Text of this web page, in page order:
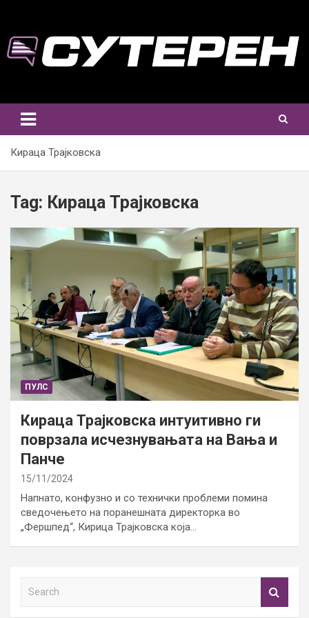
content
Кираца Трајковска
Tag: Кираца Трајковска
ПУЛС
Кираца Трајковска интуитивно ги
поврзала исчезнувањата на Вања и
Панче
15/11/2024
Напнато, конфузно и со технички проблеми помина
сведочењето на поранешната директорка во
„Фершпед“, Кирица Трајковска која…